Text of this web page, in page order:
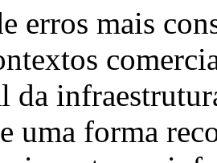
erros mais
da
uma forma